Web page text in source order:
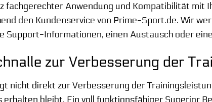
fachgerechter Anwendung und Kompatibilität mit
den Kundenservice von Prime-Sport.de. Wir
Support-Informationen, einen Austausch oder
zur Verbesserung der
nicht direkt zur Verbesserung der
bleibt. Ein voll funktionsfähiger Superior